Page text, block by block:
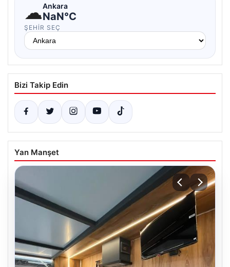
☁Ankara
NaN°C
ŞEHIR SEÇ
Bizi Takip Edin
Yan Manşet